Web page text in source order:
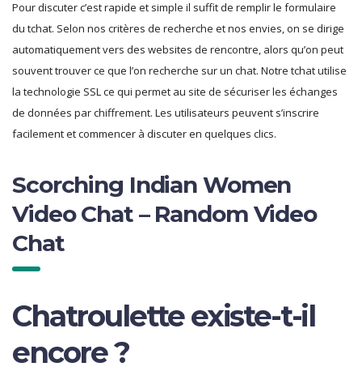
Pour discuter c’est rapide et simple il suffit de remplir le formulaire
du tchat. Selon nos critères de recherche et nos envies, on se dirige
automatiquement vers des websites de rencontre, alors qu’on peut
souvent trouver ce que l’on recherche sur un chat. Notre tchat utilise
la technologie SSL ce qui permet au site de sécuriser les échanges
de données par chiffrement. Les utilisateurs peuvent s’inscrire
facilement et commencer à discuter en quelques clics.
Scorching Indian Women
Video Chat – Random Video
Chat
Chatroulette existe-t-il
encore ?